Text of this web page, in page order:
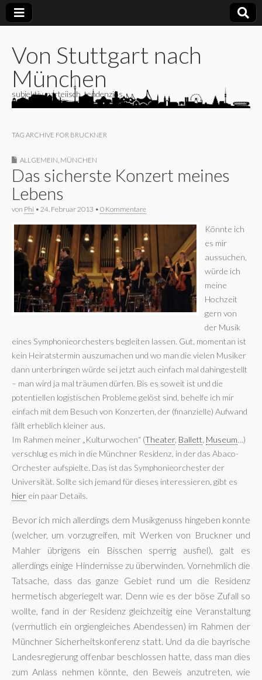
Von Stuttgart nach
München
subjektiv, parteiisch, tendenziös
TAG ARCHIVE FOR BRUCKNER
ALLGEMEIN MÜNCHEN
Das sicherste Konzert meines
Lebens
von Phi • 24. Februar 2013 • 0 Kommentare
Könnte ich
es mir
aussuchen,
würde ich
meine
Hochzeit
gern von
der Musik
eines Symphonieorchesters begleiten lassen. Gut, momentan ist
kein Heiratstermin auszumachen und wo man die vielen Musiker
dann unterbringen würde sei jetzt auch einfach mal dahingestellt
– man wird ja mal träumen dürfen. Bis es soweit ist und die
potentiellen logistischen Probleme gelöst sind, behelfe ich mir
einfach mit dem Besuch von Konzerten, der (finanzielle) Aufwand
fällt erheblich kleiner aus.
Im Rahmen meiner „Kulturwochen“ (Theater, Ballett Museum…)
verschlug es mich in die Münchner Residenz, in der das Abaco-
Orchester aufspielte. Das ist das Symphonieorchester der
Universität. Sollte sich jemand für dieses interessieren, gibt es
hier ein paar Details.
Bevor ich mich allerdings dem Musikgenuss hingeben konnte
(welcher, um vorzugreifen, mit Werken von Bruckner und
Mahler übrigens ein Bisschen sperrig ausfiel), galt es
allerdings einige Hindernisse zu überwinden. Vornehmlich die
Tatsache, dass das ganze Gebiet rund um die Residenz
hermetisch abgeriegelt war. Denn wie es der böse Zufall so
wollte, fand in der Residenz gleichzeitig eine Veranstaltung
(vermutlich ein orgiengleiches Abendessen) im Rahmen der
Münchner Sicherheitskonferenz statt. Und da die bayrische
Landesregierung offenbar beschlossen hatte, dass man dies
zum Anlass nehmen könnte, den Beweis anzutreten, wie